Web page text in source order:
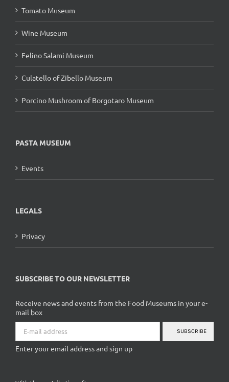
Tomato Museum
Wine Museum
Felino Salami Museum
Culatello of Zibello Museum
Porcino Mushroom of Borgotaro Museum
PASTA MUSEUM
Events
LEGALS
Privacy
SUBSCRIBE TO OUR NEWSLETTER
Receive news and events from the Food Museums in your e-
mail box
SUBSCRIBE
Enter your email address and sign up